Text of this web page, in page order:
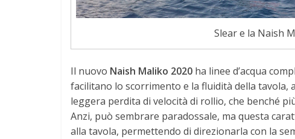
Slear e la Naish
Il nuovo Naish Maliko 2020 ha linee d’acqua
facilitano lo scorrimento e la fluidità della tavola,
leggera perdita di velocità di rollio, che benché
Anzi, può sembrare paradossale, ma questa
alla tavola, permettendo di direzionarla con la